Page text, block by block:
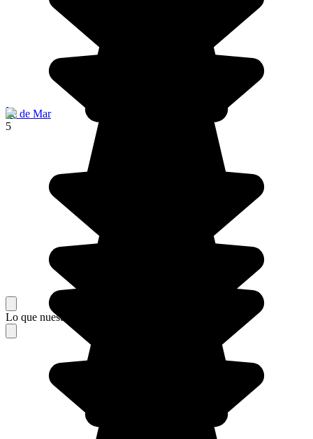
Île de Mar
5
Lo que nuestros viajeros piensan de su estancia